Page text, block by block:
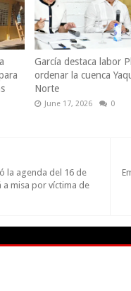
García destaca labor
ordenar la cuenca
Norte
June 17, 2026 0
la agenda del 16 de
a misa por víctima de